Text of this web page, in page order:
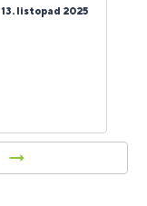
13. listopad 2025